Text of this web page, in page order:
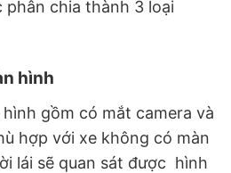
phân chia thành 3 loại
hình
gồm có mắt camera và
hợp với xe không có màn
lái sẽ quan sát được hình